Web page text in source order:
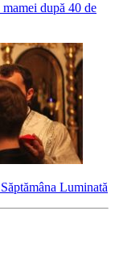
după 40 de
Luminată